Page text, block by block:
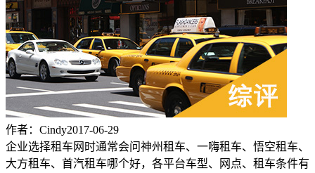
作者：Cindy2017-06-29
企业选择租车网时通常会问神州租车、一嗨租车、悟空租车、
大方租车、首汽租车哪个好，各平台车型、网点、租车条件有